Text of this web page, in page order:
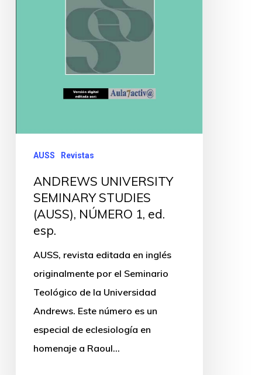
AUSS Revistas
ANDREWS UNIVERSITY
SEMINARY STUDIES
(AUSS), NÚMERO 1, ed.
esp.
AUSS, revista editada en inglés
originalmente por el Seminario
Teológico de la Universidad
Andrews. Este número es un
especial de eclesiología en
homenaje a Raoul…